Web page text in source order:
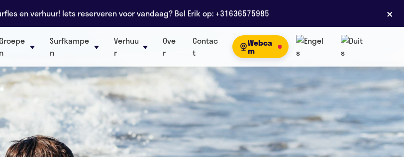
en verhuur! Iets reserveren voor vandaag? Bel Erik op: +31636575985 ×
Groepe
n
Surfkampe
n
Verhuu
r
Ove
r
Contac
t
Webca
m